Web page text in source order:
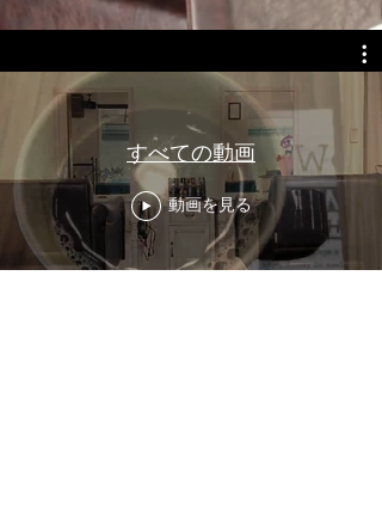
すべての動画
動画を見る